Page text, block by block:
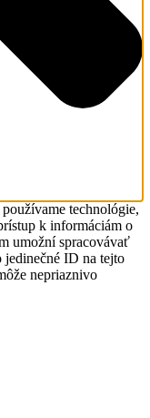
technológie,
k informáciám o
umožní spracovávať
jedinečné ID na tejto
nepriaznivo